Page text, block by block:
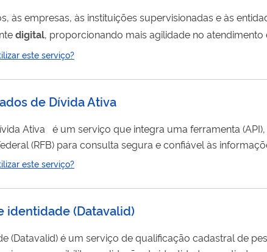
digital, proporcionando mais agilidade no atendimento
pedido atendido. Há casos, inclusive, em que os
este serviço?
de Dívida Ativa
(API), conectada
(RFB) para consulta segura e confiável às
Geral da Fazenda Nacional (PGFN) do
da inscrição da dívida ativa ou do Cadastro de
este serviço?
identidade (Datavalid)
cadastral de pessoas físicas e